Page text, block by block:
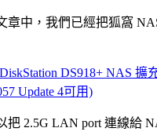
章中，我們已經把狐窩
DS918+ NAS 擴
Update 4可用)
把 2.5G LAN port 連線給